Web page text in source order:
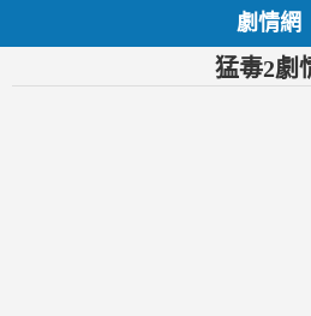
劇情網
猛毒2劇